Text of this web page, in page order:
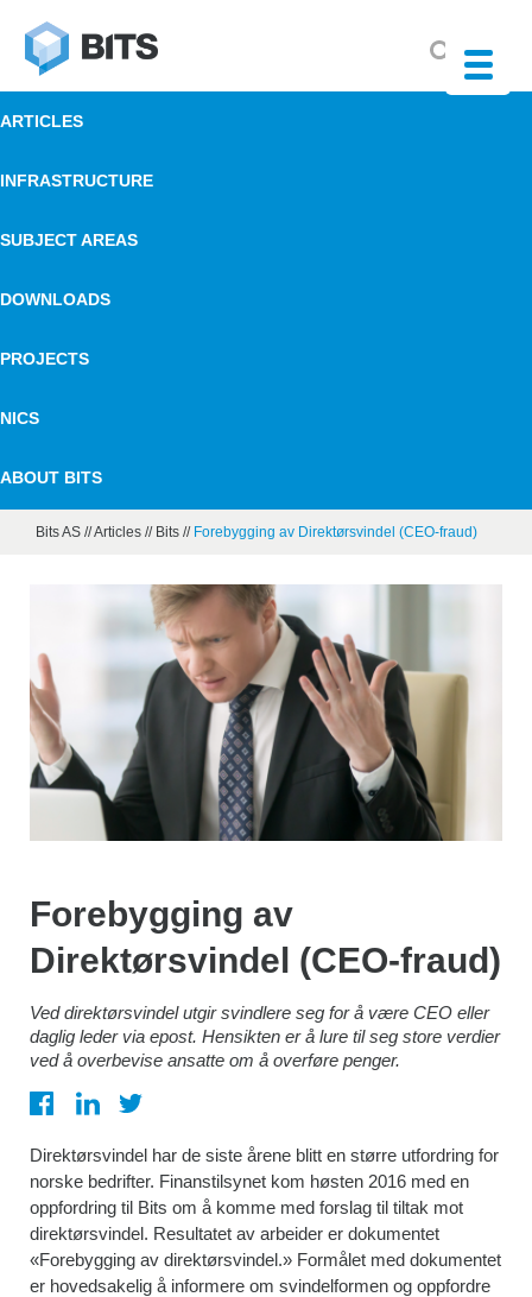
ARTICLES
INFRASTRUCTURE
SUBJECT AREAS
DOWNLOADS
PROJECTS
NICS
ABOUT BITS
Bits AS //Articles // Bits // Forebygging av Direktørsvindel (CEO-fraud)
Forebygging av
Direktørsvindel (CEO-fraud)
Ved direktørsvindel utgir svindlere seg for å være CEO eller
daglig leder via epost. Hensikten er å lure til seg store verdier
ved å overbevise ansatte om å overføre penger.
Direktørsvindel har de siste årene blitt en større utfordring for
norske bedrifter. Finanstilsynet kom høsten 2016 med en
oppfordring til Bits om å komme med forslag til tiltak mot
direktørsvindel. Resultatet av arbeider er dokumentet
«Forebygging av direktørsvindel.» Formålet med dokumentet
er hovedsakelig å informere om svindelformen og oppfordre